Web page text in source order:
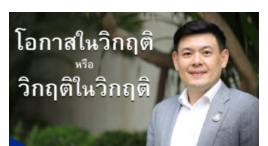
September 14, 2020 - 05:09 โดย พรรคเพื่อไทย
พงศ์เทพ เทพกาญจนา : รัฐธรรมนูญปี 2560
คือฉบับอภิมหาโกง เขาเขียนมาเพื่อให้ฉีกหรือ
ยกร่างใหม่ทั้งฉบับ!